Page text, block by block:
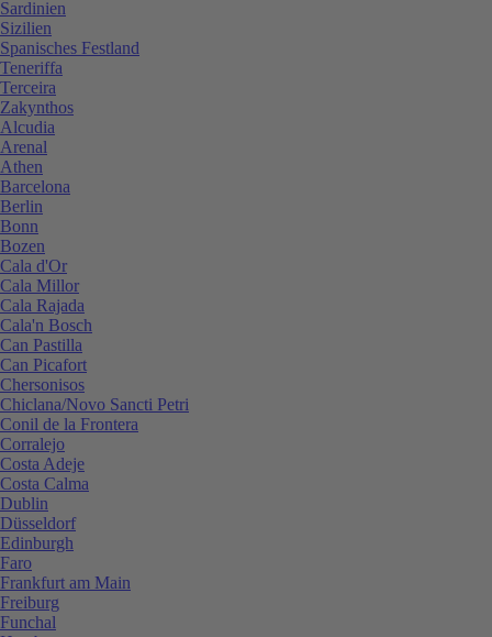
Sardinien
Sizilien
Spanisches Festland
Teneriffa
Terceira
Zakynthos
Alcudia
Arenal
Athen
Barcelona
Berlin
Bonn
Bozen
Cala d'Or
Cala Millor
Cala Rajada
Cala'n Bosch
Can Pastilla
Can Picafort
Chersonisos
Chiclana/Novo Sancti Petri
Conil de la Frontera
Corralejo
Costa Adeje
Costa Calma
Dublin
Düsseldorf
Edinburgh
Faro
Frankfurt am Main
Freiburg
Funchal